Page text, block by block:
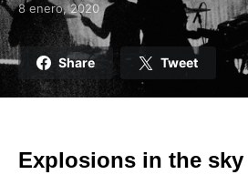
Posted on
8 enero, 2020
Share Tweet
Explosions in the